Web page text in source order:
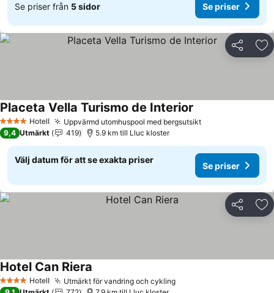
Se priser från 5 sidor Se priser
Dela
4 StjärnorHotell Uppvärmd utomhuspool med bergsutsiktSe priser
Placeta Vella Turismo de Interior
9,4 Utmärkt 419 5.9 km till Lluc kloster
Välj datum för att se exakta priser
Se priser
Dela
4 StjärnorHotell Utmärkt för vandring och cyklingSe priser
Hotel Can Riera